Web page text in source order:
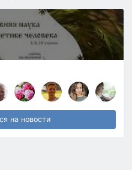
на новости